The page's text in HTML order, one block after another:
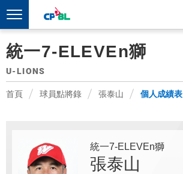
統一7-ELEVEn獅
U-LIONS
首頁 球員點將錄 張泰山 個人成績表
統一7-ELEVEn獅
張泰山